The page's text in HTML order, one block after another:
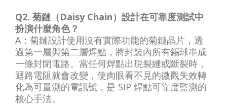
Q2. 菊鏈（Daisy Chain）設計在可靠度測試中
扮演什麼角色？
A：菊鏈設計使用沒有實際功能的菊鏈晶片，透
過第一層與第二層焊點，將封裝內所有錫球串成
一條封閉電路。當任何焊點出現裂縫或斷裂時，
迴路電阻就會改變，使肉眼看不見的微觀失效轉
化為可量測的電訊號，是 SiP 焊點可靠度監測的
核心手法。